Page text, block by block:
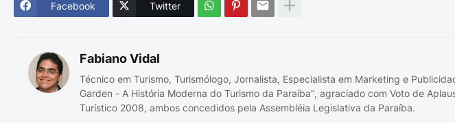
Facebook Twitter
Fabiano Vidal
Técnico em Turismo, Turismólogo, Jornalista, Especialista em Marketing e
Garden - A História Moderna do Turismo da Paraíba", agraciado com Voto de
Turístico 2008, ambos concedidos pela Assembléia Legislativa da Paraíba.